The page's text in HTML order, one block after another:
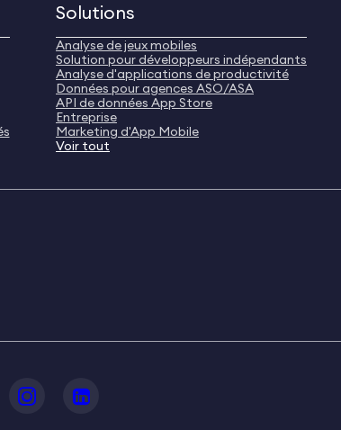
Solutions
Analyse de jeux mobiles
Solution pour développeurs indépendants
Analyse d'applications de productivité
Données pour agences ASO/ASA
API de données App Store
Entreprise
Marketing d'App Mobile
Voir tout